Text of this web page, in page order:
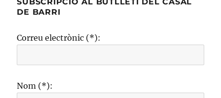
SUBSCRIPCIÓ AL BUTLLETÍ DEL CASAL
DE BARRI
Correu electrònic (*):
Nom (*):